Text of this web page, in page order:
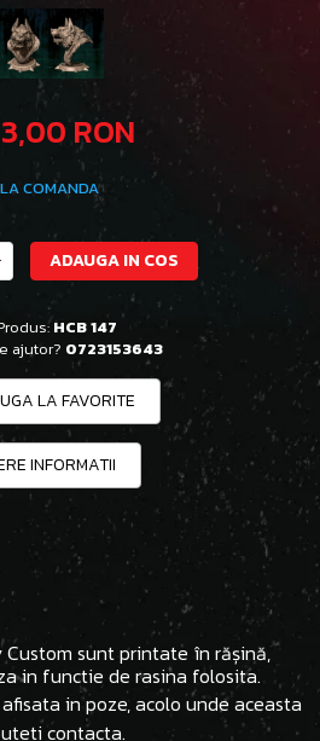
RON
LA COMANDA
ADAUGA IN COS
HCB 147
ajutor? 0723153643
LA FAVORITE
INFORMATII
sunt printate în rășină,
in functie de rasina folosita.
in poze, acolo unde aceasta
contacta.